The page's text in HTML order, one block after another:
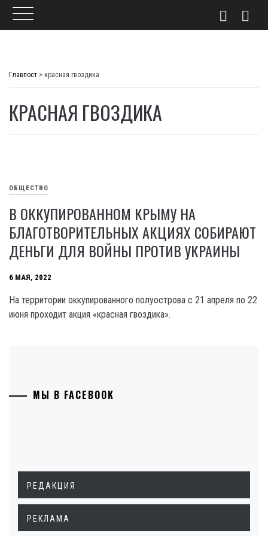
Главпост > красная гвоздика
КРАСНАЯ ГВОЗДИКА
ОБЩЕСТВО
В ОККУПИРОВАННОМ КРЫМУ НА
БЛАГОТВОРИТЕЛЬНЫХ АКЦИЯХ СОБИРАЮТ
ДЕНЬГИ ДЛЯ ВОЙНЫ ПРОТИВ УКРАИНЫ
6 МАЯ, 2022
На территории оккупированного полуострова с 21 апреля по 22
июня проходит акция «красная гвоздика».
МЫ В FACEBOOK
РЕДАКЦИЯ
РЕКЛАМА